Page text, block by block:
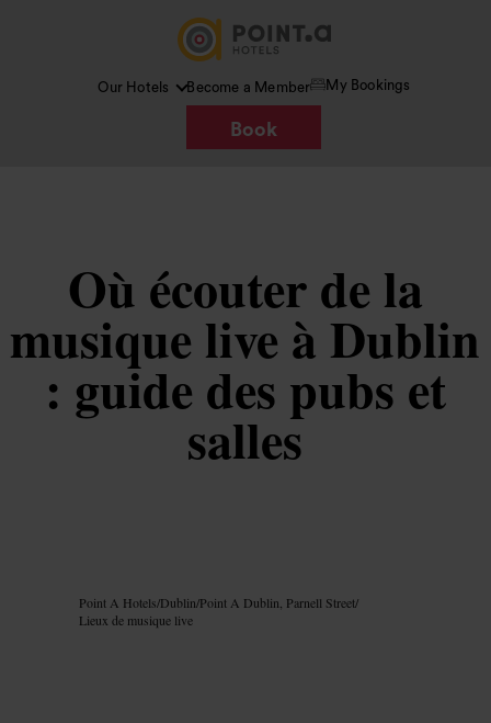
Our Hotels Become a Member My Bookings
Book
Où écouter de la
musique live à Dublin
: guide des pubs et
salles
Point A Hotels/Dublin/Point A Dublin, Parnell Street/
Lieux de musique live